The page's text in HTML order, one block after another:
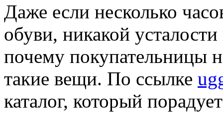
Даже если несколько
обуви, никакой
почему покупательницы
такие вещи. По ссылке
каталог, который